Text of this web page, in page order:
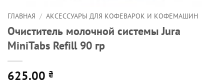
ГЛАВНАЯ / АКСЕССУАРЫ ДЛЯ КОФЕВАРОК И КОФЕМАШИН
Очиститель молочной системы Jura
MiniTabs Refill 90 гр
625.00 ₴